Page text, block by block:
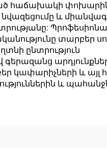
հաճախակի
և միանվագ
տարբեր
ընտրություն
կափարիչների և այլ
և